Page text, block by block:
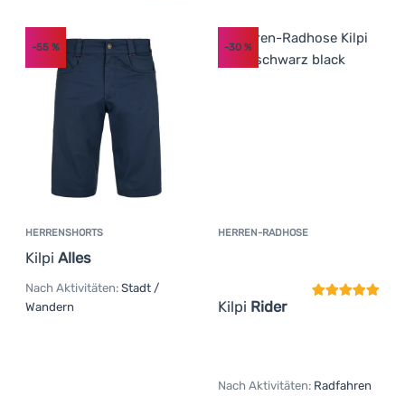
HERRENSHORTS
Kilpi Alles
-55 %
Nach Aktivitäten: Stadt /
Wandern
HERREN-RADHOSE
Kilpi Rider
-30%
Nach Aktivitäten: Radfahren